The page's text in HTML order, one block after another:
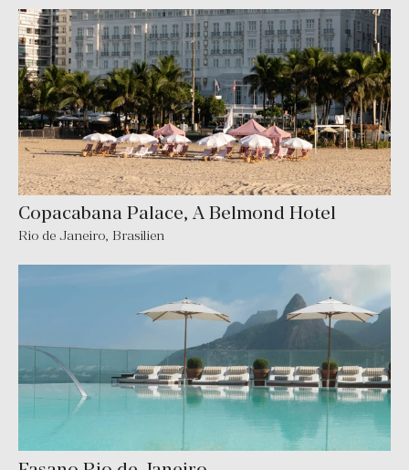
Copacabana Palace, A Belmond Hotel
Rio de Janeiro, Brasilien